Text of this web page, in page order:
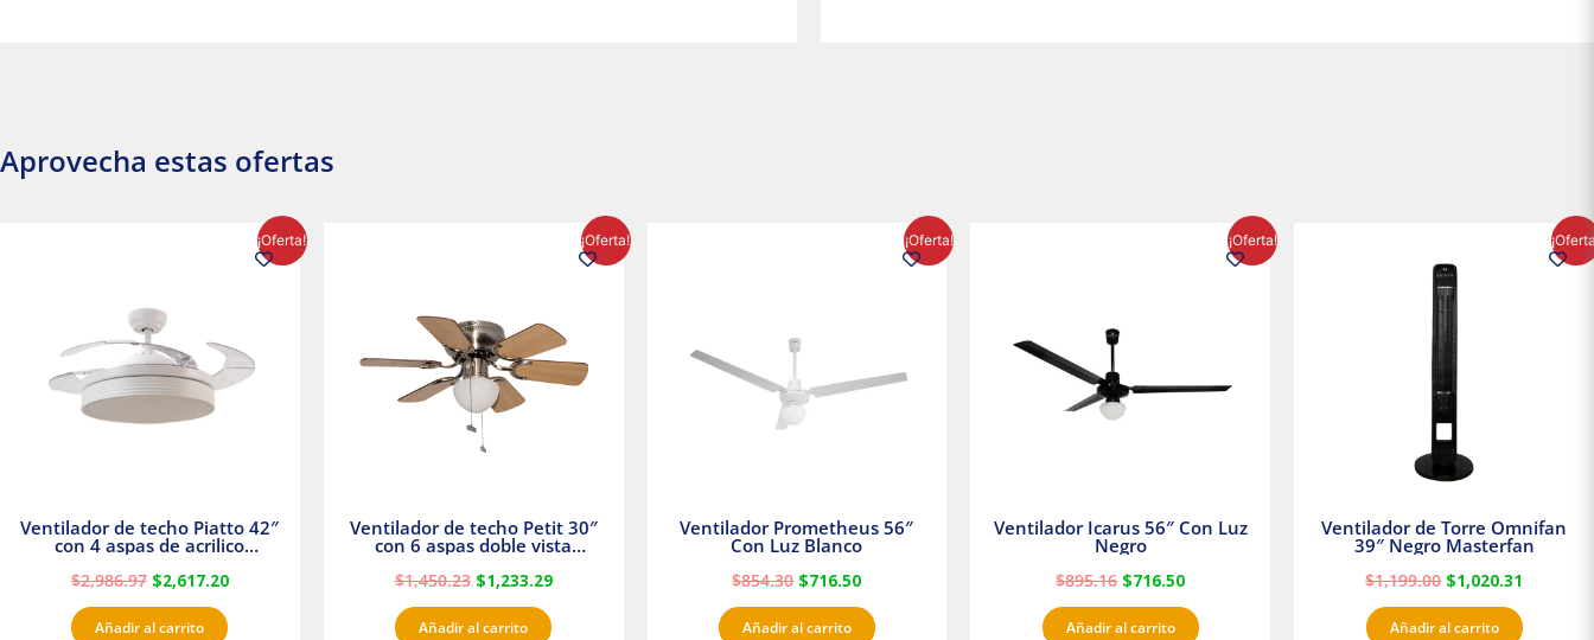
Aprovecha estas ofertas
¡Oferta!
Ventilador de techo Piatto 42″
con 4 aspas de acrilico
transparente
$2,986.97
$2,986.97.
$2,617.20
precio
actual
Añadir al carrito
¡Oferta!
Ventilador de techo Petit 30″
con 6 aspas doble vista
Satinado Masterfan
$1,450.23 $1,233.29
precio
actual
Añadir al carrito
¡Oferta!
Ventilador Prometheus 56″
Con Luz Blanco
$854.30 $716.50
precio
actual
Añadir al carrito
¡Oferta!
Ventilador Icarus 56″ Con Luz
Negro
$895.16 $716.50
precio
actual
Añadir al carrito
Ventilador de Torre Omnifan
39″ Negro Masterfan
$1,199.00
original
era:
$1,199.00.
$1,020.31
precio
actual
Añadir al carrito